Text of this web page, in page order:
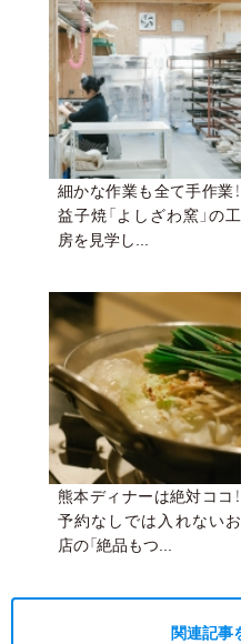
細かな作業も全て手作業！
益子焼「よしざわ窯」の工
房を見学し...
熊本ディナーは絶対ココ！
予約なしでは入れないお
店の「絶品もつ...
関連記事